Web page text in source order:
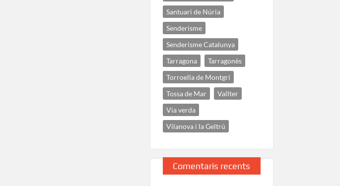
Santuari de Núria
Senderisme
Senderisme Catalunya
Tarragona
Tarragonès
Torroella de Montgrí
Tossa de Mar
Vallter
Via verda
Vilanova i la Geltrú
Comentaris recents